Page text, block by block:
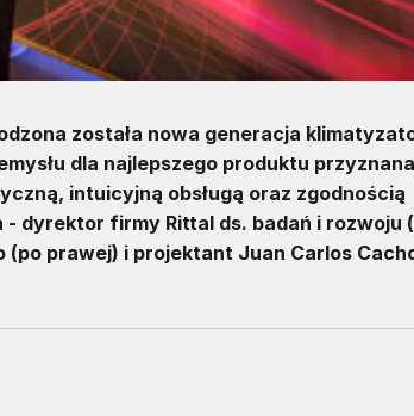
została nowa generacja
dla najlepszego produktu przyznana
intuicyjną obsługą oraz zgodnością
dyrektor firmy Rittal ds. badań i rozwoju
(po prawej) i projektant Juan Carlos